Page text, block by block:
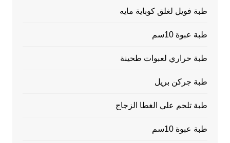
طبة فويل لغلق كوباية مايه
طبة عبوة 10سم
طبة حراري لعبوات طحينة
طبة جركن بريل
طبة تلحم علي الغطا الزجاج
طبة عبوة 10سم